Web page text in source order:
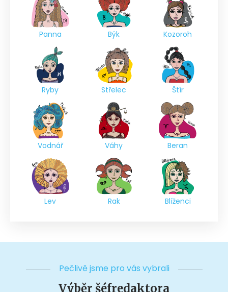
Panna Býk Kozoroh
Ryby Střelec Štír
Vodnář Váhy Beran
Lev Rak Blíženci
Pečlivě jsme pro vás vybrali
Výběr šéfredaktora